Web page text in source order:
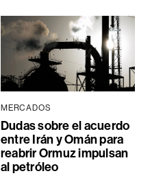
MERCADOS
Dudas sobre el acuerdo
entre Irán y Omán para
reabrir Ormuz impulsan
al petróleo